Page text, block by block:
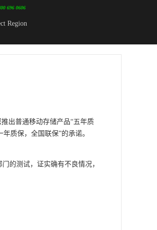
Region
696 0606
出普通移动存储产品“五年质
质保，全国联保”的承诺。
的测试，证实确有不良情况，